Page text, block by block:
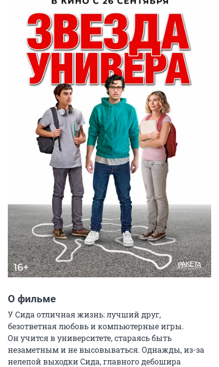
О фильме
У Сида отличная жизнь: лучший друг,
безответная любовь и компьютерные игры.
Он учится в университете, стараясь быть
незаметным и не высовываться. Однажды, из-за
нелепой выходки Сида, главного дебошира